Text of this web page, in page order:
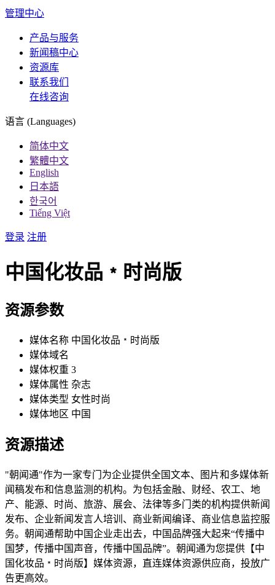
管理中心
产品与服务
新闻稿中心
资源库
联系我们
在线咨询
语言 (Languages)
简体中文
繁體中文
English
日本語
한국어
Tiếng Việt
登录 注册
中国化妆品﹡时尚版
资源参数
媒体名称 中国化妆品﹡时尚版
媒体域名
媒体权重 3
媒体属性 杂志
媒体类型 女性时尚
媒体地区 中国
资源描述
"朝闻通"作为一家专门为企业提供全国文本、图片和多媒体新
闻稿发布和信息监测的机构。为包括金融、财经、农工、地
产、能源、时尚、旅游、展会、法律等多门类的机构提供新闻
发布、企业新闻发言人培训、商业新闻编译、商业信息监控服
务。朝闻通帮助中国企业走出去，中国品牌强大起来“传播中
国梦，传播中国声音，传播中国品牌”。朝闻通为您提供【中
国化妆品﹡时尚版】媒体资源，直连媒体资源供应商，投放广
告更高效。